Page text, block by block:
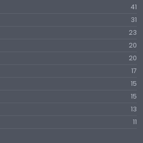
41
31
23
20
20
17
15
15
13
11